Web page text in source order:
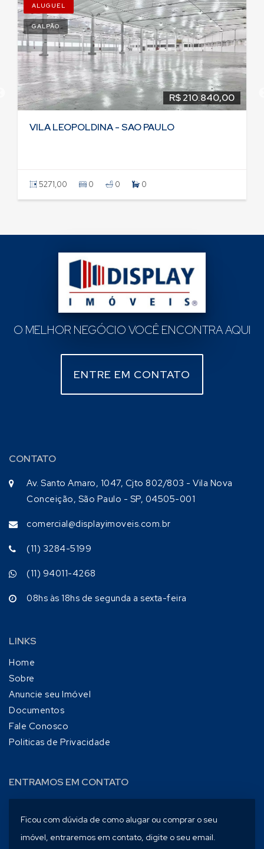
ALUGUEL
GALPÃO
R$ 210.840,00
VILA LEOPOLDINA - SAO PAULO
5271,00 0 0 0
O MELHOR NEGÓCIO VOCÊ ENCONTRA AQUI
ENTRE EM CONTATO
CONTATO
Av. Santo Amaro, 1047, Cjto 802/803 - Vila Nova
Conceição, São Paulo - SP, 04505-001
comercial@displayimoveis.com.br
(11) 3284-5199
(11) 94011-4268
08hs às 18hs de segunda a sexta-feira
LINKS
Home
Sobre
Anuncie seu Imóvel
Documentos
Fale Conosco
Politicas de Privacidade
ENTRAMOS EM CONTATO
Ficou com dúvida de como alugar ou comprar o seu
imóvel, entraremos em contato, digite o seu email.